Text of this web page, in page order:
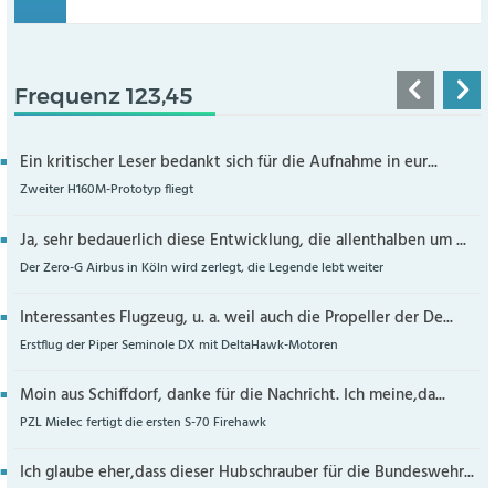
Frequenz 123,45
Ein kritischer Leser bedankt sich für die Aufnahme in eur...
Zweiter H160M-Prototyp fliegt
Ja, sehr bedauerlich diese Entwicklung, die allenthalben um ...
Der Zero-G Airbus in Köln wird zerlegt, die Legende lebt weiter
Interessantes Flugzeug, u. a. weil auch die Propeller der De...
Erstflug der Piper Seminole DX mit DeltaHawk-Motoren
Moin aus Schiffdorf, danke für die Nachricht. Ich meine,da...
PZL Mielec fertigt die ersten S-70 Firehawk
Ich glaube eher,dass dieser Hubschrauber für die Bundeswehr...